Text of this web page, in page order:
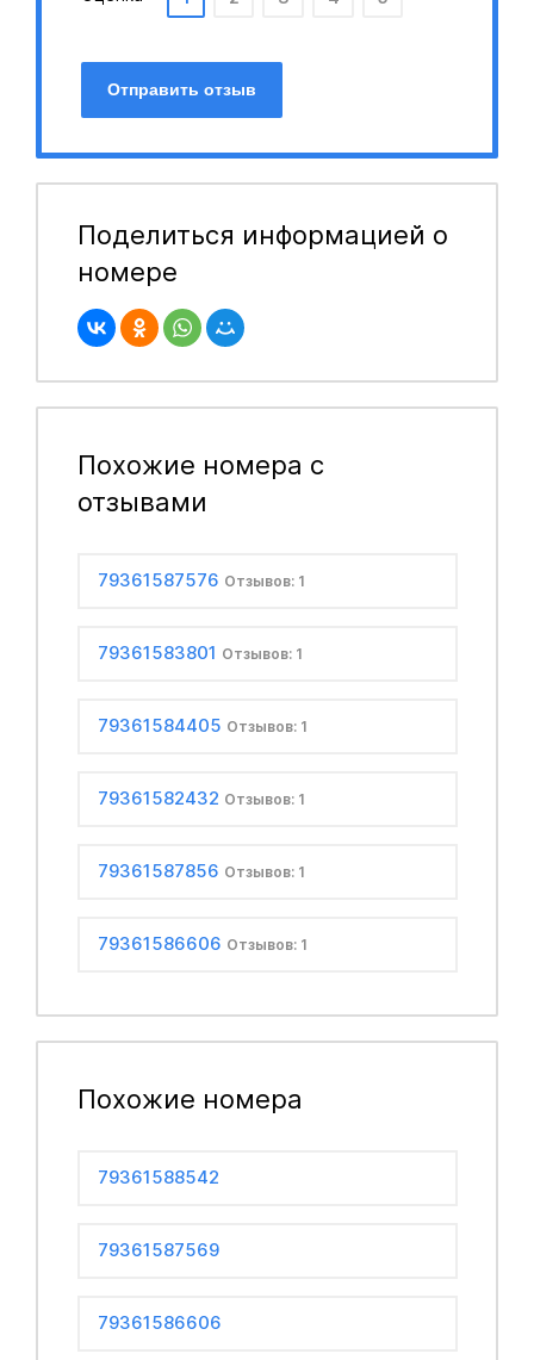
Отправить отзыв
Поделиться информацией о
номере
Похожие номера с
отзывами
79361587576 Отзывов: 1
79361583801 Отзывов: 1
79361584405 Отзывов: 1
79361582432 Отзывов: 1
79361587856 Отзывов: 1
79361586606 Отзывов: 1
Похожие номера
79361588542
79361587569
79361586606